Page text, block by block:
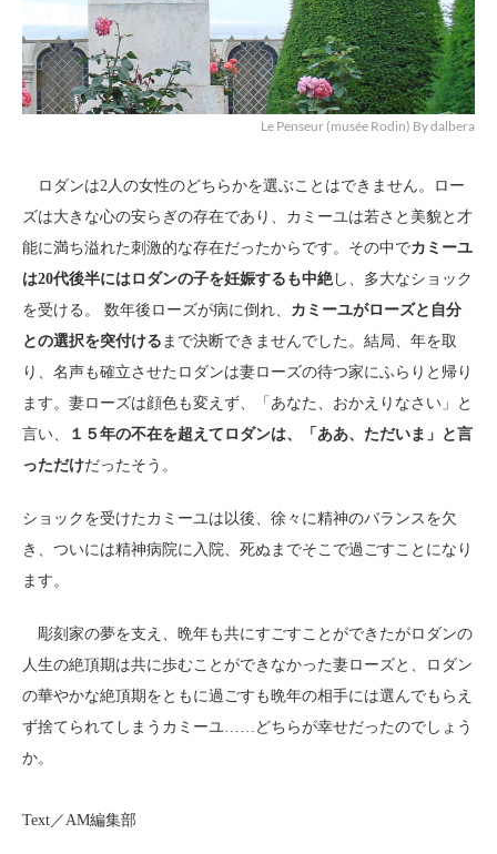
Le Penseur (musée Rodin) By dalbera
ロダンは2人の女性のどちらかを選ぶことはできません。ロー
ズは大きな心の安らぎの存在であり、カミーユは若さと美貌と才
能に満ち溢れた刺激的な存在だったからです。その中でカミーユ
は20代後半にはロダンの子を妊娠するも中絶し、多大なショック
を受ける。 数年後ローズが病に倒れ、 カミーユがローズと自分
との選択を突付ける まで決断できませんでした。結局、年を取
り、名声も確立させたロダンは妻ローズの待つ家にふらりと帰り
ます。妻ローズは顔色も変えず、「あなた、おかえりなさい」と
言い、
１５年の不在を超えてロダンは、「ああ、ただいま」と言
っただけだったそう。
ショックを受けたカミーユは以後、徐々に精神のバランスを欠
き、ついには精神病院に入院、死ぬまでそこで過ごすことになり
ます。
彫刻家の夢を支え、晩年も共にすごすことができたがロダンの
人生の絶頂期は共に歩むことができなかった妻ローズと、ロダン
の華やかな絶頂期をともに過ごすも晩年の相手には選んでもらえ
ず捨てられてしまうカミーユ……どちらが幸せだったのでしょう
か。
Text／AM編集部